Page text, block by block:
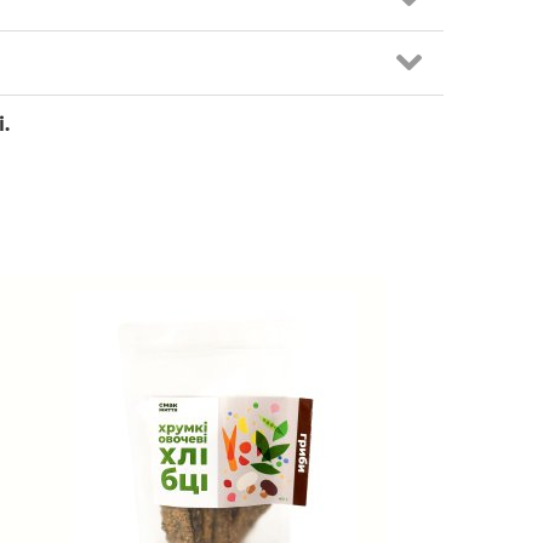
ковбасі).
склад мікроелементів. У ньому
фосфор та калій. У одній порції сейтану
що дозволяє тримати організм і,
цією ковбаскою.
8 г. Калорійність — 198 ккал.
більше 3х місяців. Після відкриття